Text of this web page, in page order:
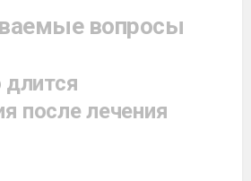
вопросы
длится
после лечения